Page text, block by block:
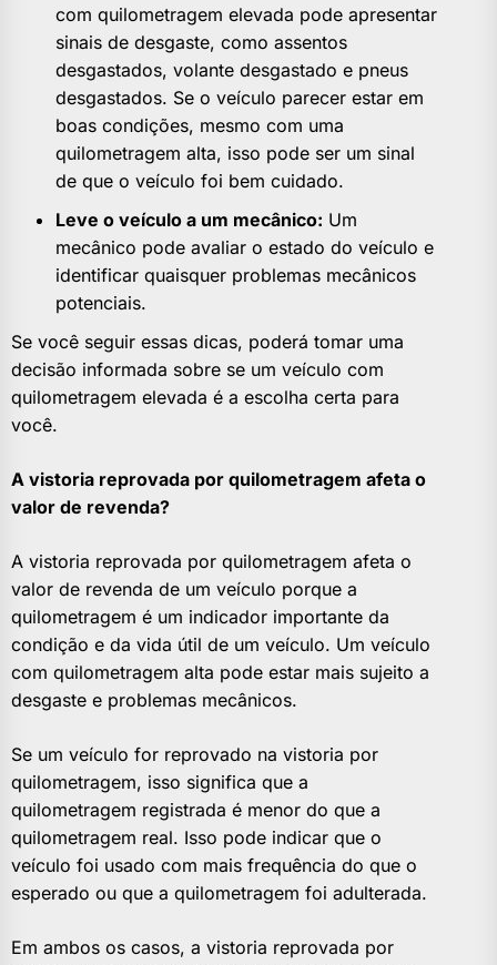
com quilometragem elevada pode apresentar
sinais de desgaste, como assentos
desgastados, volante desgastado e pneus
desgastados. Se o veículo parecer estar em
boas condições, mesmo com uma
quilometragem alta, isso pode ser um sinal
de que o veículo foi bem cuidado.
Leve o veículo a um mecânico: Um
mecânico pode avaliar o estado do veículo e
identificar quaisquer problemas mecânicos
potenciais.
Se você seguir essas dicas, poderá tomar uma
decisão informada sobre se um veículo com
quilometragem elevada é a escolha certa para
você.
A vistoria reprovada por quilometragem afeta o
valor de revenda?
A vistoria reprovada por quilometragem afeta o
valor de revenda de um veículo porque a
quilometragem é um indicador importante da
condição e da vida útil de um veículo. Um veículo
com quilometragem alta pode estar mais sujeito a
desgaste e problemas mecânicos.
Se um veículo for reprovado na vistoria por
quilometragem, isso significa que a
quilometragem registrada é menor do que a
quilometragem real. Isso pode indicar que o
veículo foi usado com mais frequência do que o
esperado ou que a quilometragem foi adulterada.
Em ambos os casos, a vistoria reprovada por